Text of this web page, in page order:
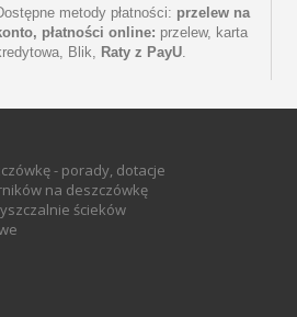
metody płatności: przelew na
płatności online: przelew, karta
Blik, Raty z PayU.
- porady, dotacje
na deszczówkę
ścieków